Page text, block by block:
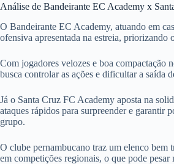
Análise de Bandeirante EC Academy x
O Bandeirante EC Academy, atuando em
ofensiva apresentada na estreia, priorizando
Com jogadores velozes e boa compactação
busca controlar as ações e dificultar a saída
Já o Santa Cruz FC Academy aposta na
ataques rápidos para surpreender e garantir
grupo.
O clube pernambucano traz um elenco bem
em competições regionais, o que pode